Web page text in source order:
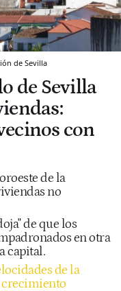
de Sevilla
de Sevilla
con
de la
no
de que los
en otra
capital.
de la
crecimiento